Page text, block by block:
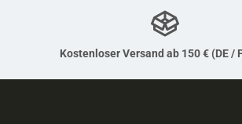
Kostenloser Versand ab 150 € (DE /